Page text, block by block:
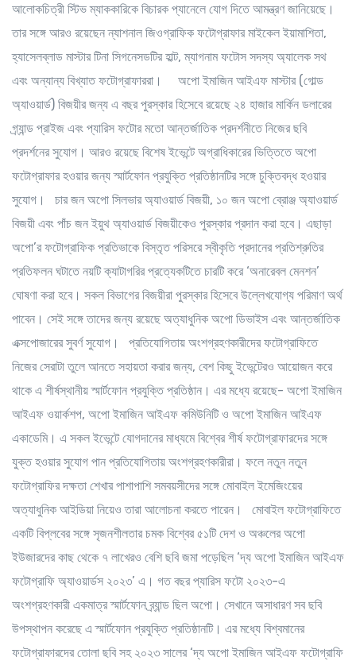
আলোকচিত্রী স্টিভ ম্যাককারিকে বিচারক প্যানেলে যোগ দিতে আমন্ত্রণ জানিয়েছে।
তার সঙ্গে আরও রয়েছেন ন্যাশনাল জিওগ্রাফিক ফটোগ্রাফার মাইকেল ইয়ামাশিতা,
হ্যাসেলব্লাড মাস্টার টিনা সিগনেসডটির হাল্ট, ম্যাগনাম ফটোস সদস্য অ্যালেক সথ
এবং অন্যান্য বিখ্যাত ফটোগ্রাফাররা। অপো ইমাজিন আইএফ মাস্টার (গোল্ড
অ্যাওয়ার্ড) বিজয়ীর জন্য এ বছর পুরস্কার হিসেবে রয়েছে ২৪ হাজার মার্কিন ডলারের
গ্র্যান্ড প্রাইজ এবং প্যারিস ফটোর মতো আন্তর্জাতিক প্রদর্শনীতে নিজের ছবি
প্রদর্শনের সুযোগ। আরও রয়েছে বিশেষ ইভেন্টে অগ্রাধিকারের ভিত্তিতে অপো
ফটোগ্রাফার হওয়ার জন্য স্মার্টফোন প্রযুক্তি প্রতিষ্ঠানটির সঙ্গে চুক্তিবদ্ধ হওয়ার
সুযোগ। চার জন অপো সিলভার অ্যাওয়ার্ড বিজয়ী, ১০ জন অপো ব্রোঞ্জ অ্যাওয়ার্ড
বিজয়ী এবং পাঁচ জন ইয়ুথ অ্যাওয়ার্ড বিজয়ীকেও পুরস্কার প্রদান করা হবে। এছাড়া
অপো’র ফটোগ্রাফিক প্রতিভাকে বিস্তৃত পরিসরে স্বীকৃতি প্রদানের প্রতিশ্রুতির
প্রতিফলন ঘটাতে নয়টি ক্যাটাগরির প্রত্যেকটিতে চারটি করে ‘অনারেবল মেনশন’
ঘোষণা করা হবে। সকল বিভাগের বিজয়ীরা পুরস্কার হিসেবে উল্লেখযোগ্য পরিমাণ অর্থ
পাবেন। সেই সঙ্গে তাদের জন্য রয়েছে অত্যাধুনিক অপো ডিভাইস এবং আন্তর্জাতিক
এক্সপোজারের সুবর্ণ সুযোগ। প্রতিযোগিতায় অংশগ্রহণকারীদের ফটোগ্রাফিতে
নিজের সেরাটা তুলে আনতে সহায়তা করার জন্য, বেশ কিছু ইভেন্টেরও আয়োজন করে
থাকে এ শীর্ষস্থানীয় স্মার্টফোন প্রযুক্তি প্রতিষ্ঠান। এর মধ্যে রয়েছে- অপো ইমাজিন
আইএফ ওয়ার্কশপ, অপো ইমাজিন আইএফ কমিউনিটি ও অপো ইমাজিন আইএফ
একাডেমি। এ সকল ইভেন্টে যোগদানের মাধ্যমে বিশ্বের শীর্ষ ফটোগ্রাফারদের সঙ্গে
যুক্ত হওয়ার সুযোগ পান প্রতিযোগিতায় অংশগ্রহণকারীরা। ফলে নতুন নতুন
ফটোগ্রাফির দক্ষতা শেখার পাশাপাশি সমবয়সীদের সঙ্গে মোবাইল ইমেজিংয়ের
অত্যাধুনিক আইডিয়া নিয়েও তারা আলোচনা করতে পারেন। মোবাইল ফটোগ্রাফিতে
একটি বিপ্লবের সঙ্গে সৃজনশীলতারচমক বিশ্বের ৫১টি দেশ ও অঞ্চলের অপো
ইউজারদের কাছ থেকে ৭ লাখেরও বেশি ছবি জমা পড়েছিল ‘দ্য অপো ইমাজিন আইএফ
ফটোগ্রাফি অ্যাওয়ার্ডস ২০২৩’ এ। গত বছর প্যারিস ফটো ২০২৩-এ
অংশগ্রহণকারী একমাত্র স্মার্টফোন ব্র্যান্ড ছিল অপো। সেখানে অসাধারণ সব ছবি
উপস্থাপন করেছে এ স্মার্টফোন প্রযুক্তি প্রতিষ্ঠানটি। এর মধ্যে বিশ্বমানের
ফটোগ্রাফারদের তোলা ছবি সহ ২০২৩ সালের ‘দ্য অপো ইমাজিন আইএফ ফটোগ্রাফি